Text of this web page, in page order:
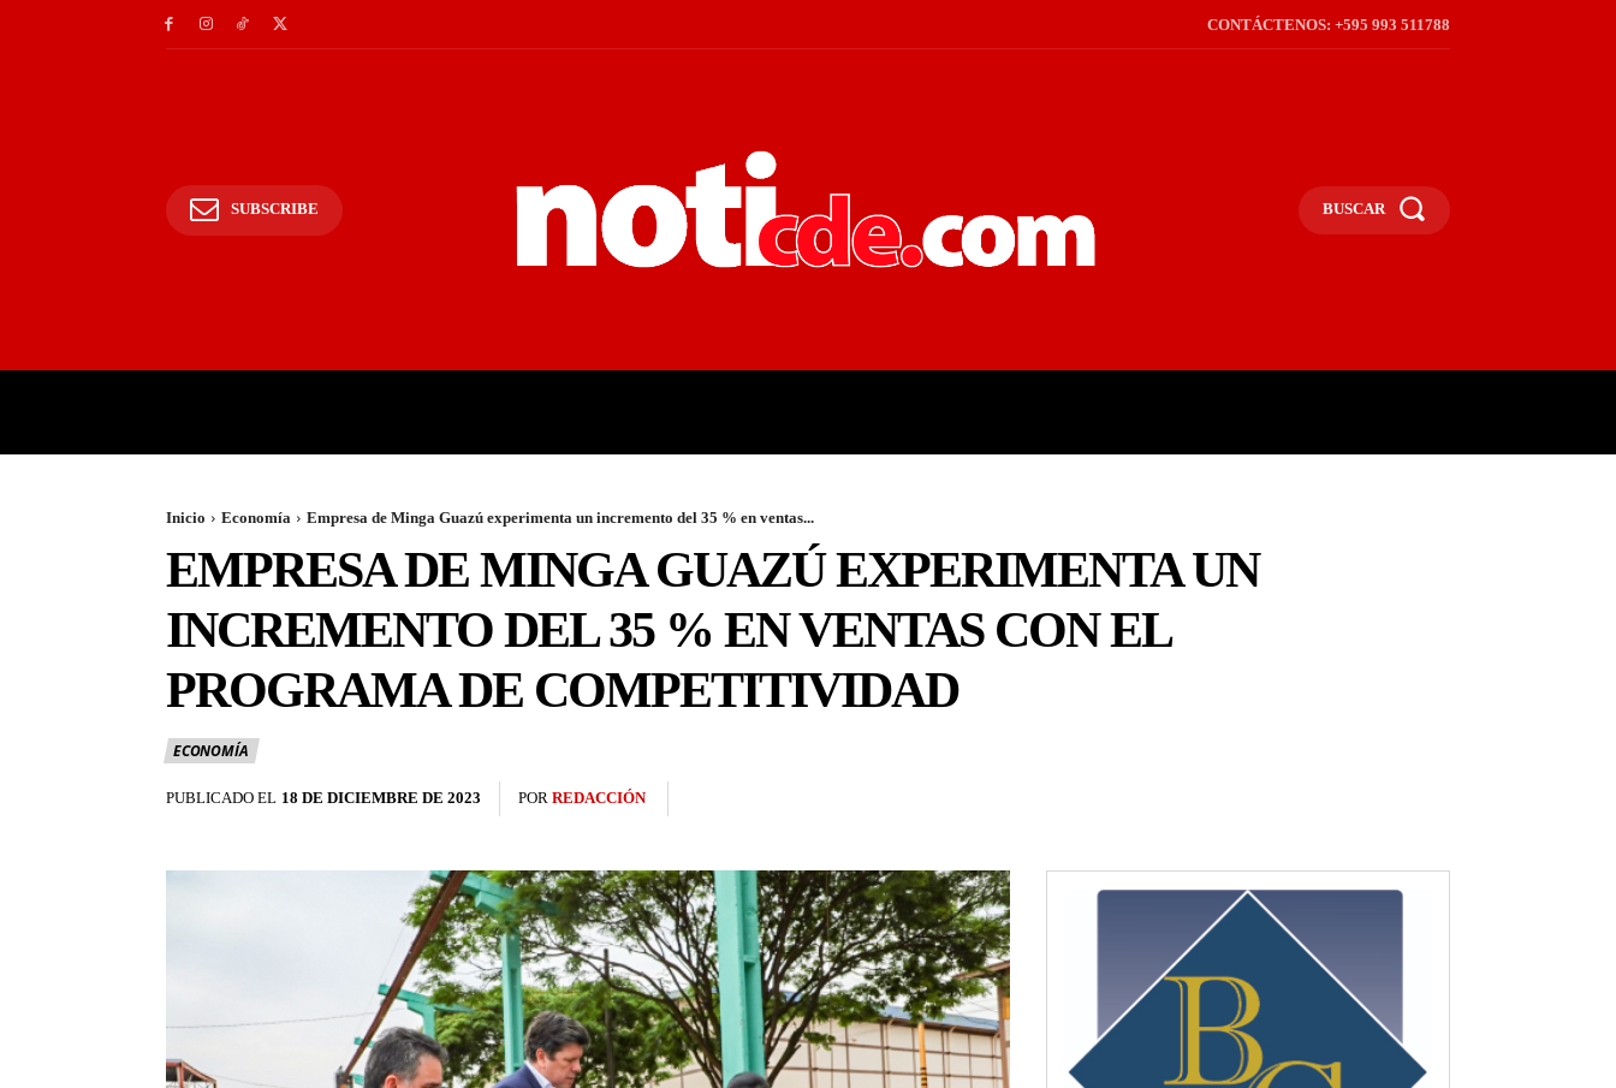
CONTÁCTENOS: +595 993 511788
SUBSCRIBE BUSCAR
Inicio Economía Empresa de Minga Guazú experimenta un incremento del 35 % en ventas...
EMPRESA DE MINGA GUAZÚ EXPERIMENTA UN
INCREMENTO DEL 35 % EN VENTAS CON EL
PROGRAMA DE COMPETITIVIDAD
ECONOMÍA
PUBLICADO EL 18 DE DICIEMBRE DE 2023 POR REDACCIÓN